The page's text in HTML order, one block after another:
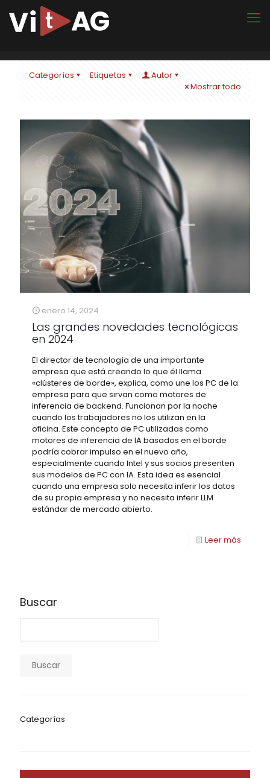
Categorías Etiquetas
Autor
Mostrar todo
enero 14, 2024
Las grandes novedades tecnológicas
en 2024
El director de tecnología de una importante
empresa que está creando lo que él llama
«clústeres de borde», explica, como une los PC de la
empresa para que sirvan como motores de
inferencia de backend. Funcionan por la noche
cuando los trabajadores no los utilizan en la
oficina. Este concepto de PC utilizadas como
motores de inferencia de IA basados en el borde
podría cobrar impulso en el nuevo año,
especialmente cuando Intel y sus socios presenten
sus modelos de PC con IA. Esta idea es esencial
cuando una empresa solo necesita inferir los datos
de su propia empresa y no necesita inferir LLM
estándar de mercado abierto.
Leer más
Buscar
Buscar
Categorías